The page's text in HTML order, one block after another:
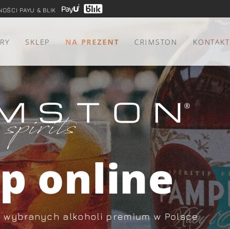
PAYU & BLIK
SKLEP NA PREZENT CRIMSTON KONTAKT
online
alkoholi premium w Polsce